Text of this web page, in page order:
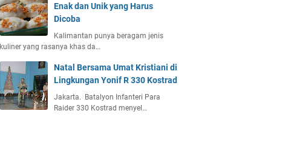
Enak dan Unik yang Harus
Dicoba
Kalimantan punya beragam jenis
kuliner yang rasanya khas da…
Natal Bersama Umat Kristiani di
Lingkungan Yonif R 330 Kostrad
Jakarta. Batalyon Infanteri Para
Raider 330 Kostrad menyel…